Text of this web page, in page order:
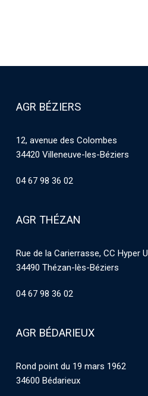
AGR BÉZIERS
12, avenue des Colombes
34420 Villeneuve-les-Béziers
04 67 98 36 02
AGR THÉZAN
Rue de la Carierrasse, CC Hyper U
34490 Thézan-lès-Béziers
04 67 98 36 02
AGR BÉDARIEUX
Rond point du 19 mars 1962
34600 Bédarieux